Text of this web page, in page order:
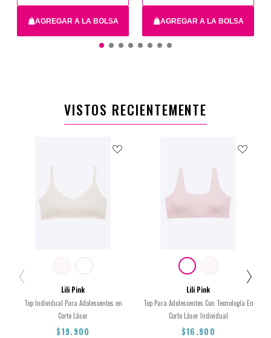
AGREGAR A LA BOLSA
$16.900
AGREGAR A LA BOLSA
$21.900
VISTOS RECIENTEMENTE
Lili Pink
Top Individual Para Adolescentes en
Corte Láser
$19.900
Lili Pink
Top Para Adolescentes Con Tecnología En
Corte Láser Individual
$16.900